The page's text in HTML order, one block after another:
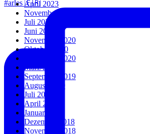
#arles 🇫🇷April 2023
November 2022
Juli 2022
Juni 2022
November 2020
Oktober 2020
September 2020
März 2020
September 2019
August 2019
Juli 2019
April 2019
Januar 2019
Dezember 2018
November 2018